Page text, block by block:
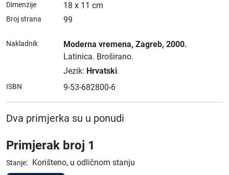
Dimenzije 18 x 11 cm
Broj strana 99
Nakladnik Moderna vremena, Zagreb, 2000.
Latinica. Broširano.
Jezik: Hrvatski.
ISBN 9-53-682800-6
Dva primjerka su u ponudi
Primjerak broj 1
Stanje: Korišteno, u odličnom stanju